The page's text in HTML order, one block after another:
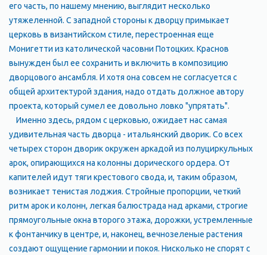
его часть, по нашему мнению, выглядит несколько
утяжеленной. С западной стороны к дворцу примыкает
церковь в византийском стиле, перестроенная еще
Монигетти из католической часовни Потоцких. Краснов
вынужден был ее сохранить и включить в композицию
дворцового ансамбля. И хотя она совсем не согласуется с
общей архитектурой здания, надо отдать должное автору
проекта, который сумел ее довольно ловко "упрятать".
Именно здесь, рядом с церковью, ожидает нас самая
удивительная часть дворца - итальянский дворик. Со всех
четырех сторон дворик окружен аркадой из полуциркульных
арок, опирающихся на колонны дорического ордера. От
капителей идут тяги крестового свода, и, таким образом,
возникает тенистая лоджия. Стройные пропорции, четкий
ритм арок и колонн, легкая балюстрада над арками, строгие
прямоугольные окна второго этажа, дорожки, устремленные
к фонтанчику в центре, и, наконец, вечнозеленые растения
создают ощущение гармонии и покоя. Нисколько не спорят с